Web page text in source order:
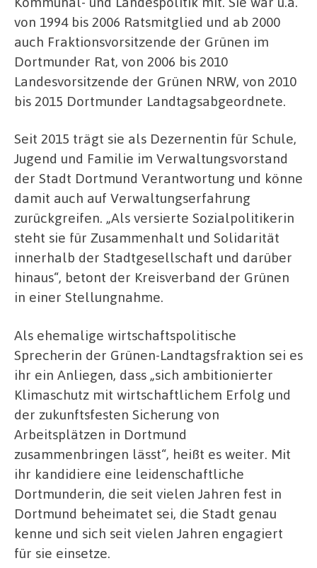
von 1994 bis 2006 Ratsmitglied und ab 2000
auch Fraktionsvorsitzende der Grünen im
Dortmunder Rat, von 2006 bis 2010
Landesvorsitzende der Grünen NRW, von 2010
bis 2015 Dortmunder Landtagsabgeordnete.
Seit 2015 trägt sie als Dezernentin für Schule,
Jugend und Familie im Verwaltungsvorstand
der Stadt Dortmund Verantwortung und könne
damit auch auf Verwaltungserfahrung
zurückgreifen. „Als versierte Sozialpolitikerin
steht sie für Zusammenhalt und Solidarität
innerhalb der Stadtgesellschaft und darüber
hinaus“, betont der Kreisverband der Grünen
in einer Stellungnahme.
Als ehemalige wirtschaftspolitische
Sprecherin der Grünen-Landtagsfraktion sei es
ihr ein Anliegen, dass „sich ambitionierter
Klimaschutz mit wirtschaftlichem Erfolg und
der zukunftsfesten Sicherung von
Arbeitsplätzen in Dortmund
zusammenbringen lässt“, heißt es weiter. Mit
ihr kandidiere eine leidenschaftliche
Dortmunderin, die seit vielen Jahren fest in
Dortmund beheimatet sei, die Stadt genau
kenne und sich seit vielen Jahren engagiert
für sie einsetze.